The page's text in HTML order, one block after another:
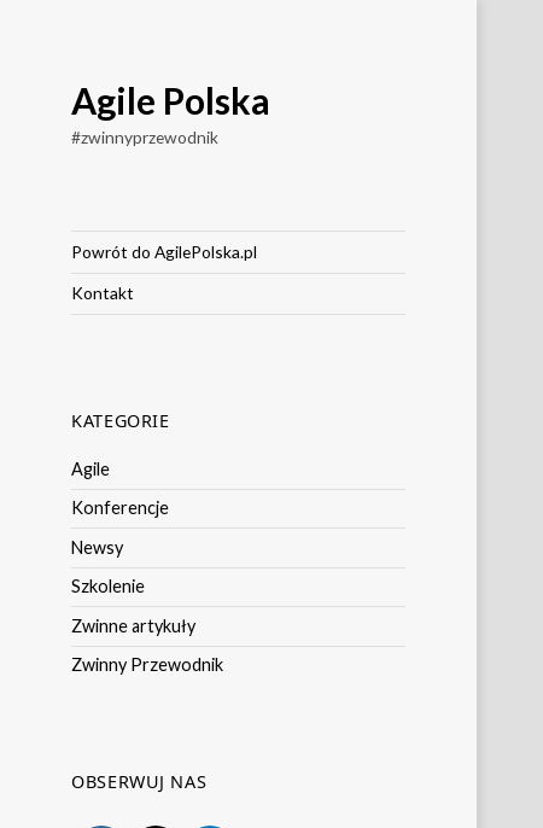
Agile Polska
#zwinnyprzewodnik
Powrót do AgilePolska.pl
Kontakt
KATEGORIE
Agile
Konferencje
Newsy
Szkolenie
Zwinne artykuły
Zwinny Przewodnik
OBSERWUJ NAS